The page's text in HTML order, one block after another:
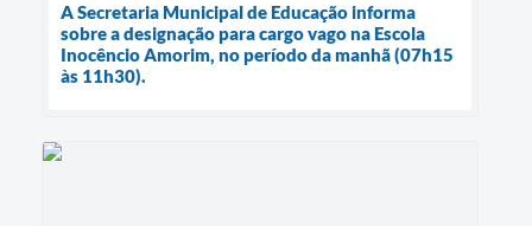
A Secretaria Municipal de Educação informa
sobre a designação para cargo vago na Escola
Inocêncio Amorim, no período da manhã (07h15
às 11h30).